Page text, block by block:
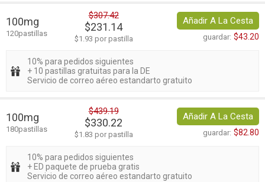
100mg
120pastillas
$307.42
$231.14
$1.93 por pastilla
Añadir A La Cesta
guardar: $43.20
10% para pedidos siguientes
+ 10 pastillas gratuitas para la DE
Servicio de correo aéreo estandarto gratuito
100mg
180pastillas
$439.19
$330.22
$1.83 por pastilla
Añadir A La Cesta
guardar: $82.80
10% para pedidos siguientes
+ ED paquete de prueba gratis
Servicio de correo aéreo estandarto gratuito